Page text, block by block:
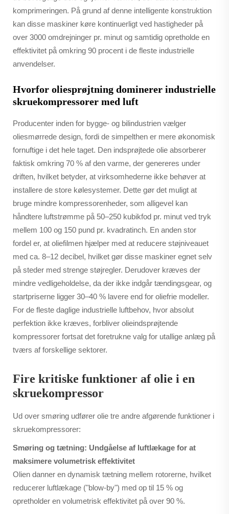
komprimeringen. På grund af denne intelligente konstruktion
kan disse maskiner køre kontinuerligt ved hastigheder på
over 3000 omdrejninger pr. minut og samtidig opretholde en
effektivitet på omkring 90 procent i de fleste industrielle
anvendelser.
Hvorfor oliesprøjtning dominerer industrielle
skruekompressorer med luft
Producenter inden for bygge- og bilindustrien vælger
oliesmørrede design, fordi de simpelthen er mere økonomisk
fornuftige i det hele taget. Den indsprøjtede olie absorberer
faktisk omkring 70 % af den varme, der genereres under
driften, hvilket betyder, at virksomhederne ikke behøver at
installere de store kølesystemer. Dette gør det muligt at
bruge mindre kompressorenheder, som alligevel kan
håndtere luftstrømme på 50–250 kubikfod pr. minut ved tryk
mellem 100 og 150 pund pr. kvadratinch. En anden stor
fordel er, at oliefilmen hjælper med at reducere støjniveauet
med ca. 8–12 decibel, hvilket gør disse maskiner egnet selv
på steder med strenge støjregler. Derudover kræves der
mindre vedligeholdelse, da der ikke indgår tændingsgear, og
startpriserne ligger 30–40 % lavere end for oliefrie modeller.
For de fleste daglige industrielle luftbehov, hvor absolut
perfektion ikke kræves, forbliver olieindsprøjtende
kompressorer fortsat det foretrukne valg for utallige anlæg på
tværs af forskellige sektorer.
Fire kritiske funktioner af olie i en
skruekompressor
Ud over smøring udfører olie tre andre afgørende funktioner i
skruekompressorer:
Smøring og tætning: Undgåelse af luftlækage for at
maksimere volumetrisk effektivitet
Olien danner en dynamisk tætning mellem rotorerne, hvilket
reducerer luftlækage ("blow-by") med op til 15 % og
opretholder en volumetrisk effektivitet på over 90 %.